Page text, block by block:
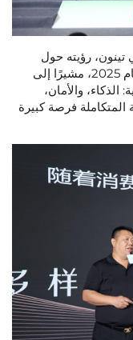
رؤيته حول
اتجاهات صناعة الأقفال الذكية في الصين لعام 2025، مشيرًا إلى
الذكاء، والأمان،
فرصة كبيرة